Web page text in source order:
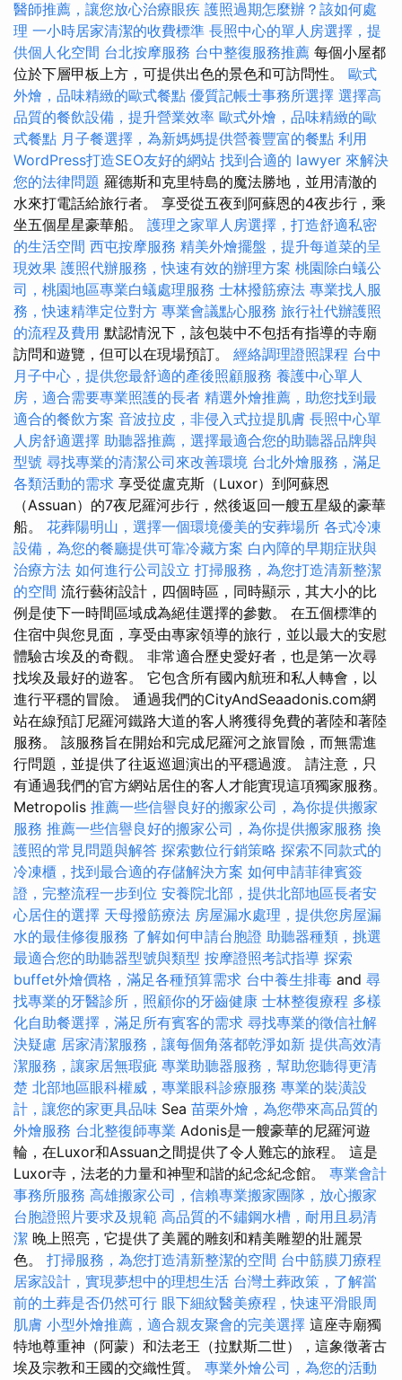
醫師推薦，讓您放心治療眼疾 護照過期怎麼辦？該如何處
理 一小時居家清潔的收費標準 長照中心的單人房選擇，提
供個人化空間 台北按摩服務 台中整復服務推薦 每個小屋都
位於下層甲板上方，可提供出色的景色和可訪問性。 歐式
外燴，品味精緻的歐式餐點 優質記帳士事務所選擇 選擇高
品質的餐飲設備，提升營業效率 歐式外燴，品味精緻的歐
式餐點 月子餐選擇，為新媽媽提供營養豐富的餐點 利用
WordPress打造SEO友好的網站 找到合適的 lawyer 來解決
您的法律問題 羅德斯和克里特島的魔法勝地，並用清澈的
水來打電話給旅行者。 享受從五夜到阿蘇恩的4夜步行，乘
坐五個星星豪華船。 護理之家單人房選擇，打造舒適私密
的生活空間 西屯按摩服務 精美外燴擺盤，提升每道菜的呈
現效果 護照代辦服務，快速有效的辦理方案 桃園除白蟻公
司，桃園地區專業白蟻處理服務 士林撥筋療法 專業找人服
務，快速精準定位對方 專業會議點心服務 旅行社代辦護照
的流程及費用 默認情況下，該包裝中不包括有指導的寺廟
訪問和遊覽，但可以在現場預訂。 經絡調理證照課程 台中
月子中心，提供您最舒適的產後照顧服務 養護中心單人
房，適合需要專業照護的長者 精選外燴推薦，助您找到最
適合的餐飲方案 音波拉皮，非侵入式拉提肌膚 長照中心單
人房舒適選擇 助聽器推薦，選擇最適合您的助聽器品牌與
型號 尋找專業的清潔公司來改善環境 台北外燴服務，滿足
各類活動的需求 享受從盧克斯（Luxor）到阿蘇恩
（Assuan）的7夜尼羅河步行，然後返回一艘五星級的豪華
船。 花葬陽明山，選擇一個環境優美的安葬場所 各式冷凍
設備，為您的餐廳提供可靠冷藏方案 白內障的早期症狀與
治療方法 如何進行公司設立 打掃服務，為您打造清新整潔
的空間 流行藝術設計，四個時區，同時顯示，其大小的比
例是使下一時間區域成為絕佳選擇的參數。 在五個標準的
住宿中與您見面，享受由專家領導的旅行，並以最大的安慰
體驗古埃及的奇觀。 非常適合歷史愛好者，也是第一次尋
找埃及最好的遊客。 它包含所有國內航班和私人轉會，以
進行平穩的冒險。 通過我們的CityAndSeaadonis.com網
站在線預訂尼羅河鐵路大道的客人將獲得免費的著陸和著陸
服務。 該服務旨在開始和完成尼羅河之旅冒險，而無需進
行問題，並提供了往返巡迴演出的平穩過渡。 請注意，只
有通過我們的官方網站居住的客人才能實現這項獨家服務。
Metropolis 推薦一些信譽良好的搬家公司，為你提供搬家
服務 推薦一些信譽良好的搬家公司，為你提供搬家服務 換
護照的常見問題與解答 探索數位行銷策略 探索不同款式的
冷凍櫃，找到最合適的存儲解決方案 如何申請菲律賓簽
證，完整流程一步到位 安養院北部，提供北部地區長者安
心居住的選擇 天母撥筋療法 房屋漏水處理，提供您房屋漏
水的最佳修復服務 了解如何申請台胞證 助聽器種類，挑選
最適合您的助聽器型號與類型 按摩證照考試指導 探索
buffet外燴價格，滿足各種預算需求 台中養生排毒 and 尋
找專業的牙醫診所，照顧你的牙齒健康 士林整復療程 多樣
化自助餐選擇，滿足所有賓客的需求 尋找專業的徵信社解
決疑慮 居家清潔服務，讓每個角落都乾淨如新 提供高效清
潔服務，讓家居無瑕疵 專業助聽器服務，幫助您聽得更清
楚 北部地區眼科權威，專業眼科診療服務 專業的裝潢設
計，讓您的家更具品味 Sea 苗栗外燴，為您帶來高品質的
外燴服務 台北整復師專業 Adonis是一艘豪華的尼羅河遊
輪，在Luxor和Assuan之間提供了令人難忘的旅程。 這是
Luxor寺，法老的力量和神聖和諧的紀念紀念館。 專業會計
事務所服務 高雄搬家公司，信賴專業搬家團隊，放心搬家
台胞證照片要求及規範 高品質的不鏽鋼水槽，耐用且易清
潔 晚上照亮，它提供了美麗的雕刻和精美雕塑的壯麗景
色。 打掃服務，為您打造清新整潔的空間 台中筋膜刀療程
居家設計，實現夢想中的理想生活 台灣土葬政策，了解當
前的土葬是否仍然可行 眼下細紋醫美療程，快速平滑眼周
肌膚 小型外燴推薦，適合親友聚會的完美選擇 這座寺廟獨
特地尊重神（阿蒙）和法老王（拉默斯二世），這象徵著古
埃及宗教和王國的交織性質。 專業外燴公司，為您的活動